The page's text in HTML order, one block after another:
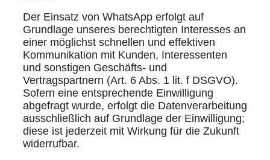
Der Einsatz von WhatsApp erfolgt auf
Grundlage unseres berechtigten Interesses an
einer möglichst schnellen und effektiven
Kommunikation mit Kunden, Interessenten
und sonstigen Geschäfts- und
Vertragspartnern (Art. 6 Abs. 1 lit. f DSGVO).
Sofern eine entsprechende Einwilligung
abgefragt wurde, erfolgt die Datenverarbeitung
ausschließlich auf Grundlage der Einwilligung;
diese ist jederzeit mit Wirkung für die Zukunft
widerrufbar.